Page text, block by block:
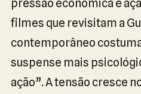
pressão econômica e
filmes que revisitam a
contemporâneo
suspense mais
ação”. A tensão cresce